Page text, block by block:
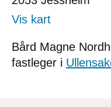
Vis kart
Bård Magne
fastleger i